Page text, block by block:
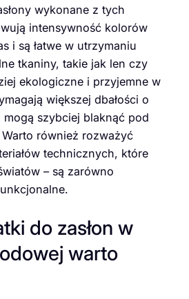
wykonane z tych
intensywność kolorów
i są łatwe w utrzymaniu
tkaniny, takie jak len czy
ekologiczne i przyjemne w
większej dbałości o
mogą szybciej blaknąć pod
Warto również rozważyć
technicznych, które
– są zarówno
do zasłon w
warto